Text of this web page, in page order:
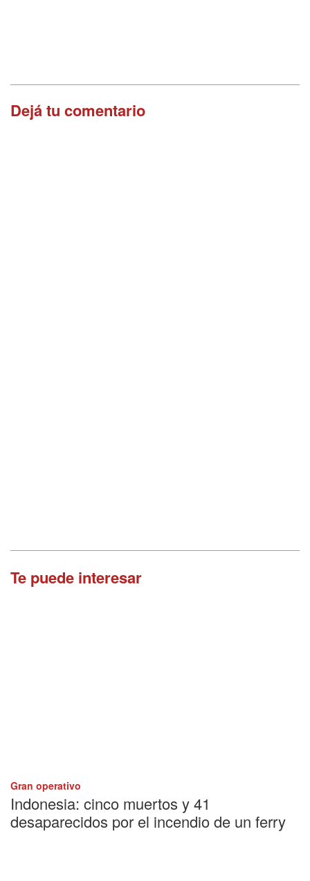
Dejá tu comentario
Te puede interesar
Gran operativo
Indonesia: cinco muertos y 41
desaparecidos por el incendio de un ferry